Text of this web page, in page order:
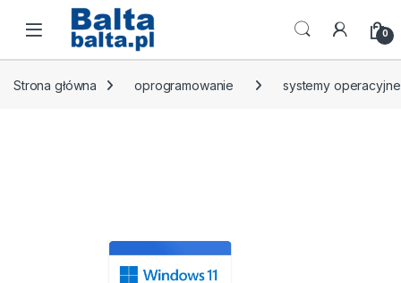
Skip to navigation
Skip to content
Open 0
Strona główna oprogramowanie systemy operacyjne